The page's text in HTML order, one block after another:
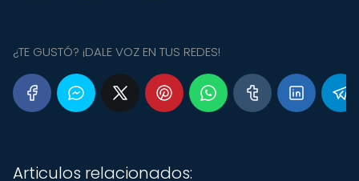
¿TE GUSTÓ? ¡DALE VOZ EN TUS REDES!
Articulos relacionados: